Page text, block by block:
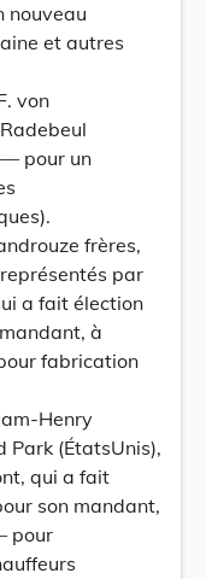
nouveau
et autres
von
pour un
frères,
par
a fait élection
à
fabrication
Henry
Park (ÉtatsUnis),
qui a fait
son mandant,
pour